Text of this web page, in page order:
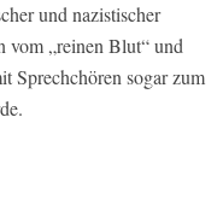
und nazistischer
vom „reinen Blut“ und
Sprechchören sogar zum